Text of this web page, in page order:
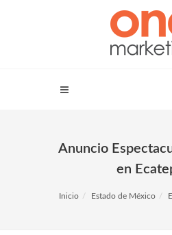
Anuncio
en
Inicio Estado de México